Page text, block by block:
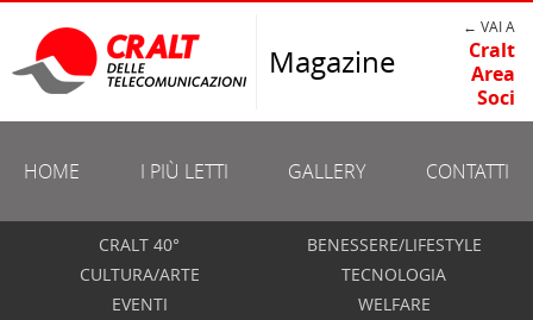
Magazine
← VAI A
Cralt
Area
Soci
HOME I PIÙ LETTI GALLERY CONTATTI
CRALT 40°
CULTURA/ARTE
EVENTI
BENESSERE/LIFESTYLE
TECNOLOGIA
WELFARE